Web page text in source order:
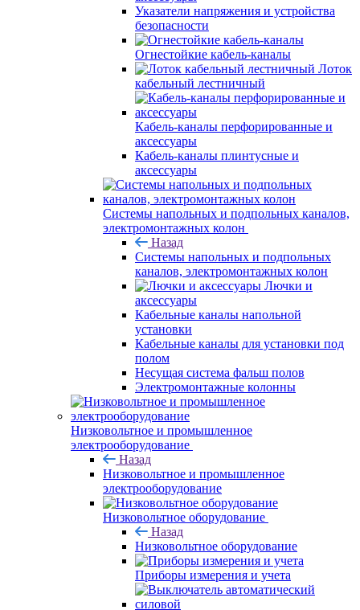
Указатели напряжения и устройства
безопасности
Огнестойкие кабель-каналы
Лоток
кабельный лестничный
Кабель-каналы перфорированные и
аксессуары
Кабель-каналы плинтусные и
аксессуары
Системы напольных и подпольных каналов,
электромонтажных колон
Назад
Системы напольных и подпольных
каналов, электромонтажных колон
Лючки и
аксессуары
Кабельные каналы напольной
установки
Кабельные каналы для установки под
полом
Несущая система фальш полов
Электромонтажные колонны
Низковольтное и промышленное
электрооборудование
Назад
Низковольтное и промышленное
электрооборудование
Низковольтное оборудование
Назад
Низковольтное оборудование
Приборы измерения и учета